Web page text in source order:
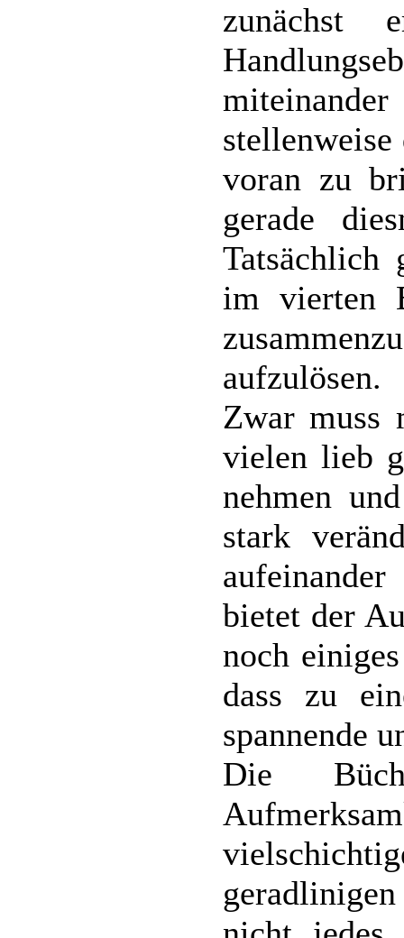
zunächst
voran zu
gerade
im vierten
aufzulösen.
Zwar muss
vielen lieb
nehmen
stark
bietet der
noch
dass zu
spannende
Die